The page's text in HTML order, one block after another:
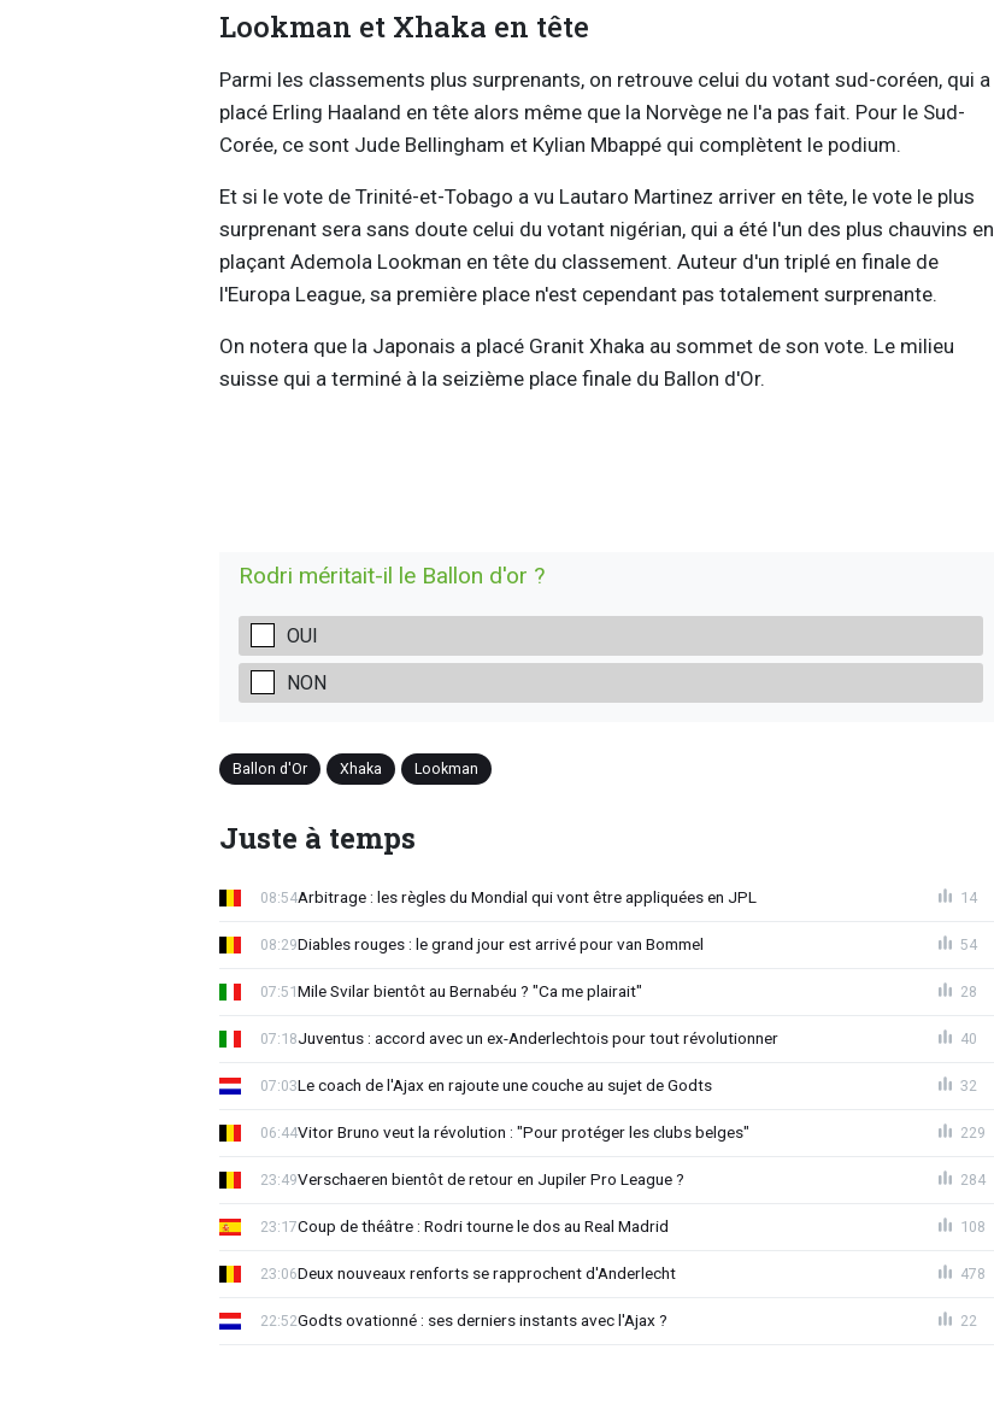
Lookman et Xhaka en tête
Parmi les classements plus surprenants, on retrouve celui du votant sud-coréen, qui a
placé Erling Haaland en tête alors même que la Norvège ne l'a pas fait. Pour le Sud-
Corée, ce sont Jude Bellingham et Kylian Mbappé qui complètent le podium.
Et si le vote de Trinité-et-Tobago a vu Lautaro Martinez arriver en tête, le vote le plus
surprenant sera sans doute celui du votant nigérian, qui a été l'un des plus chauvins en
plaçant Ademola Lookman en tête du classement. Auteur d'un triplé en finale de
l'Europa League, sa première place n'est cependant pas totalement surprenante.
On notera que la Japonais a placé Granit Xhaka au sommet de son vote. Le milieu
suisse qui a terminé à la seizième place finale du Ballon d'Or.
Rodri méritait-il le Ballon d'or ?
OUI
NON
Ballon d'Or Xhaka Lookman
Juste à temps
Arbitrage : les règles du Mondial qui vont être appliquées en JPL
08:54 14
Diables rouges : le grand jour est arrivé pour van Bommel
08:29 54
Mile Svilar bientôt au Bernabéu ? "Ca me plairait"
07:51 28
Juventus : accord avec un ex-Anderlechtois pour tout révolutionner
07:18 40
Le coach de l'Ajax en rajoute une couche au sujet de Godts
07:03 32
Vitor Bruno veut la révolution : "Pour protéger les clubs belges"
06:44 229
Verschaeren bientôt de retour en Jupiler Pro League ?
23:49 284
Coup de théâtre : Rodri tourne le dos au Real Madrid
23:17 108
Deux nouveaux renforts se rapprochent d'Anderlecht
23:06 478
Godts ovationné : ses derniers instants avec l'Ajax ?
22:52 22